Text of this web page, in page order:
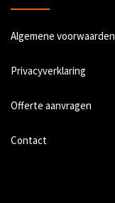
Algemene voorwaarden
Privacyverklaring
Offerte aanvragen
Contact